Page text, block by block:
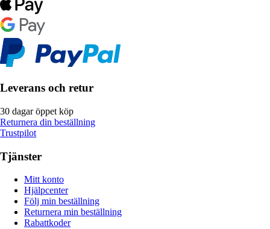
Leverans och retur
30 dagar öppet köp
Returnera din beställning
Trustpilot
Tjänster
Mitt konto
Hjälpcenter
Följ min beställning
Returnera min beställning
Rabattkoder